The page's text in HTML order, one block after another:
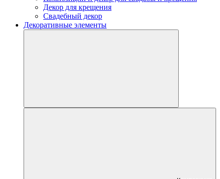
Декор для крещения
Свадебный декор
Декоративные элементы